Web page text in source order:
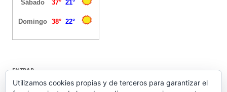
ENTRAR
Utilizamos cookies propias y de terceros para garantizar el